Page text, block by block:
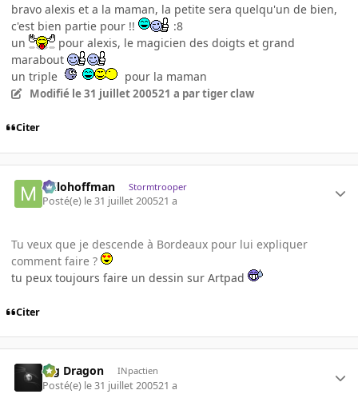
bravo alexis et a la maman, la petite sera quelqu'un de bien,
c'est bien partie pour !!
:8
un
pour alexis, le magicien des doigts et grand
marabout
un triple
pour la maman
Modifié le 31 juillet 200521 a par tiger claw
Citer
milohoffman Stormtrooper
Posté(e) le 31 juillet 200521 a
Tu veux que je descende à Bordeaux pour lui expliquer
comment faire ?
tu peux toujours faire un dessin sur Artpad
Citer
Big Dragon INpactien
Posté(e) le 31 juillet 200521 a